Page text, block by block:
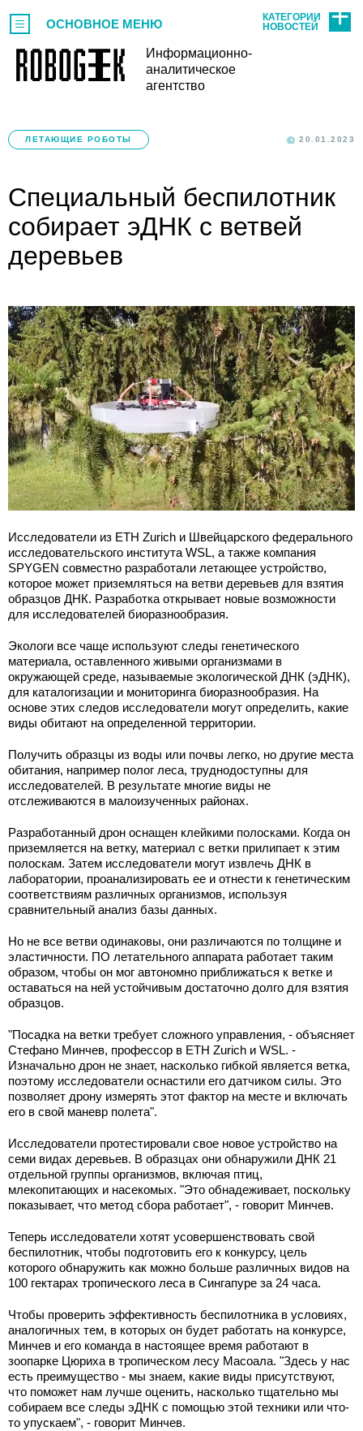
Информационно-
аналитическое
агентство
ОСНОВНОЕ МЕНЮ
КАТЕГОРИИ
НОВОСТЕЙ
ЛЕТАЮЩИЕ РОБОТЫ 20.01.2023
Специальный беспилотник
собирает эДНК с ветвей
деревьев
Исследователи из ETH Zurich и Швейцарского федерального
исследовательского института WSL, а также компания
SPYGEN совместно разработали летающее устройство,
которое может приземляться на ветви деревьев для взятия
образцов ДНК. Разработка открывает новые возможности
для исследователей биоразнообразия.
Экологи все чаще используют следы генетического
материала, оставленного живыми организмами в
окружающей среде, называемые экологической ДНК (эДНК),
для каталогизации и мониторинга биоразнообразия. На
основе этих следов исследователи могут определить, какие
виды обитают на определенной территории.
Получить образцы из воды или почвы легко, но другие места
обитания, например полог леса, труднодоступны для
исследователей. В результате многие виды не
отслеживаются в малоизученных районах.
Разработанный дрон оснащен клейкими полосками. Когда он
приземляется на ветку, материал с ветки прилипает к этим
полоскам. Затем исследователи могут извлечь ДНК в
лаборатории, проанализировать ее и отнести к генетическим
соответствиям различных организмов, используя
сравнительный анализ базы данных.
Но не все ветви одинаковы, они различаются по толщине и
эластичности. ПО летательного аппарата работает таким
образом, чтобы он мог автономно приближаться к ветке и
оставаться на ней устойчивым достаточно долго для взятия
образцов.
"Посадка на ветки требует сложного управления, - объясняет
Стефано Минчев, профессор в ETH Zurich и WSL. -
Изначально дрон не знает, насколько гибкой является ветка,
поэтому исследователи оснастили его датчиком силы. Это
позволяет дрону измерять этот фактор на месте и включать
его в свой маневр полета".
Исследователи протестировали свое новое устройство на
семи видах деревьев. В образцах они обнаружили ДНК 21
отдельной группы организмов, включая птиц,
млекопитающих и насекомых. "Это обнадеживает, поскольку
показывает, что метод сбора работает", - говорит Минчев.
Теперь исследователи хотят усовершенствовать свой
беспилотник, чтобы подготовить его к конкурсу, цель
которого обнаружить как можно больше различных видов на
100 гектарах тропического леса в Сингапуре за 24 часа.
Чтобы проверить эффективность беспилотника в условиях,
аналогичных тем, в которых он будет работать на конкурсе,
Минчев и его команда в настоящее время работают в
зоопарке Цюриха в тропическом лесу Масоала. "Здесь у нас
есть преимущество - мы знаем, какие виды присутствуют,
что поможет нам лучше оценить, насколько тщательно мы
собираем все следы эДНК с помощью этой техники или что-
то упускаем", - говорит Минчев.